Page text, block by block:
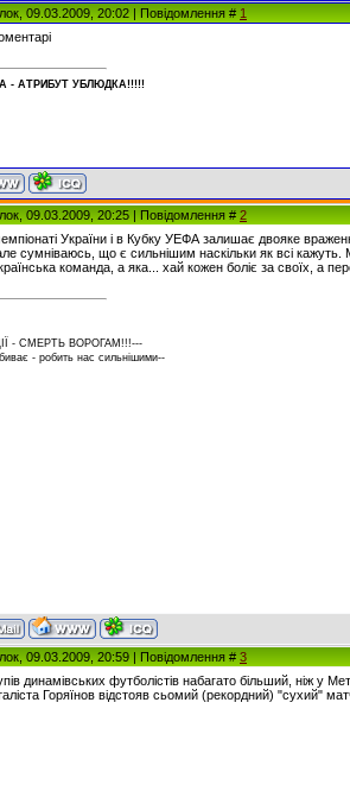
09.03.2009, 20:02 | Повідомлення # 1
- АТРИБУT УБЛЮДКА!!!!!
09.03.2009, 20:25 | Повідомлення #2
України і в Кубку УЕФА залишає двояке
сумніваюсь, що є сильнішим наскільки як всі
команда, а яка... хай кожен боліє за своїх, а
- СМЕРТЬ ВОРОГАМ!!!---
- робить нас сильнішими--
09.03.2009, 20:59 | Повідомлення #3
динамівських футболістів набагато більший, ніж
Горяїнов відстояв сьомий (рекордний) "сухий"